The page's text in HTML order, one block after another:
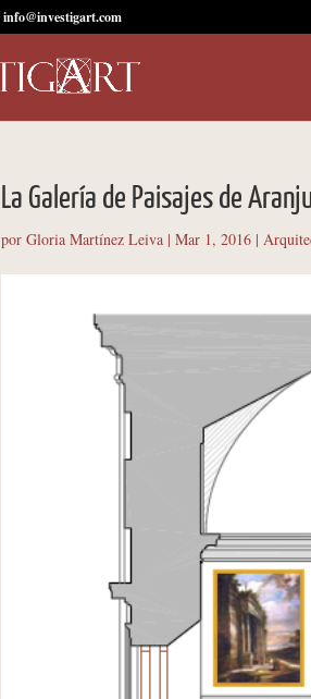
info@investigart.com
La Galería de Paisajes de
porGloria Martínez Leiva |Mar 1, 2016 |